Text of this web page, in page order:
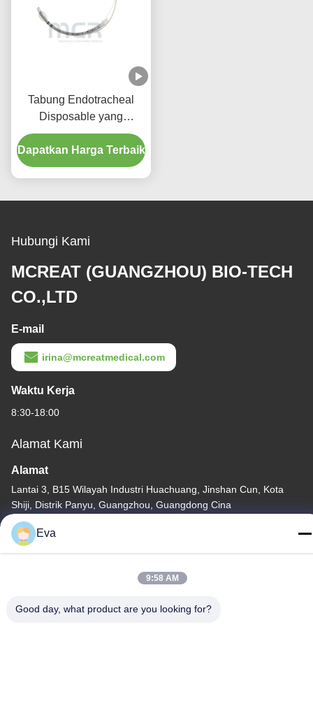
Tabung Endotracheal
Disposable yang
Diperkuat dengan Port
Suction Micro Thin PU
Cuffed
Dapatkan Harga Terbaik
Hubungi Kami
MCREAT (GUANGZHOU) BIO-TECH
CO.,LTD
E-mail
irina@mcreatmedical.com
Waktu Kerja
8:30-18:00
Alamat Kami
Alamat
Lantai 3, B15 Wilayah Industri Huachuang, Jinshan Cun, Kota
Shiji, Distrik Panyu, Guangzhou, Guangdong Cina
Telp
86-020-3156-0583
Eva
9:58 AM
Good day, what product are you looking for?